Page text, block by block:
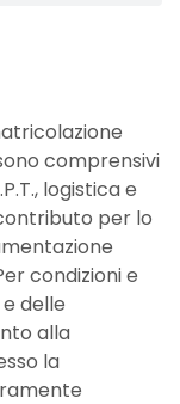
comprensivi
logistica e
per lo
condizioni e
delle
alla
la